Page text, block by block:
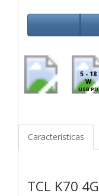
5 - 18
W
USB PD
Características
TCL K70 4G